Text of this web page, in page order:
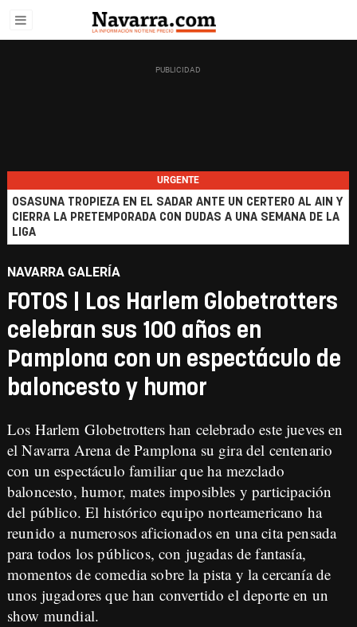
URGENTE
OSASUNA TROPIEZA EN EL SADAR ANTE UN CERTERO AL AIN Y
CIERRA LA PRETEMPORADA CON DUDAS A UNA SEMANA DE LA
LIGA
NAVARRA GALERÍA
FOTOS | Los Harlem Globetrotters
celebran sus 100 años en
Pamplona con un espectáculo de
baloncesto y humor
Los Harlem Globetrotters han celebrado este jueves en
el Navarra Arena de Pamplona su gira del centenario
con un espectáculo familiar que ha mezclado
baloncesto, humor, mates imposibles y participación
del público. El histórico equipo norteamericano ha
reunido a numerosos aficionados en una cita pensada
para todos los públicos, con jugadas de fantasía,
momentos de comedia sobre la pista y la cercanía de
unos jugadores que han convertido el deporte en un
show mundial.